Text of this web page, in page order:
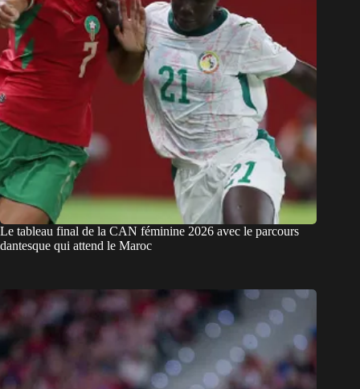
Le tableau final de la CAN féminine 2026 avec le parcours
dantesque qui attend le Maroc